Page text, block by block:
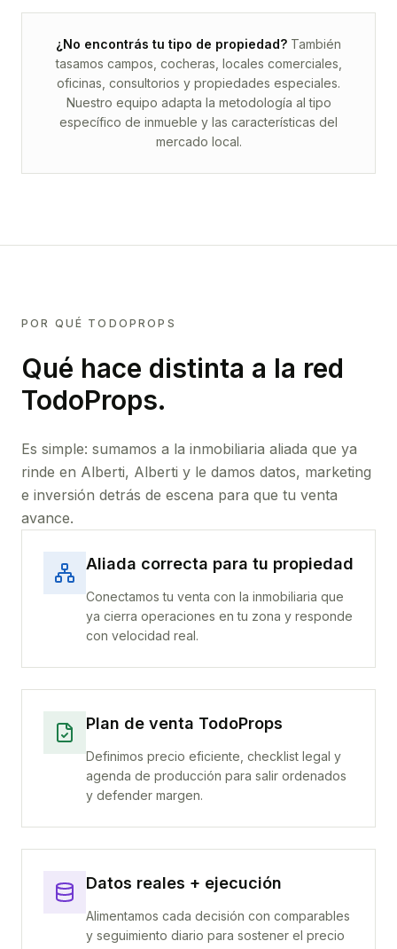
¿No encontrás tu tipo de propiedad? También
tasamos campos, cocheras, locales comerciales,
oficinas, consultorios y propiedades especiales.
Nuestro equipo adapta la metodología al tipo
específico de inmueble y las características del
mercado local.
POR QUÉ TODOPROPS
Qué hace distinta a la red
TodoProps.
Es simple: sumamos a la inmobiliaria aliada que ya
rinde en Alberti, Alberti y le damos datos, marketing
e inversión detrás de escena para que tu venta
avance.
Aliada correcta para tu propiedad
Conectamos tu venta con la inmobiliaria que
ya cierra operaciones en tu zona y responde
con velocidad real.
Plan de venta TodoProps
Definimos precio eficiente, checklist legal y
agenda de producción para salir ordenados
y defender margen.
Datos reales + ejecución
Alimentamos cada decisión con comparables
y seguimiento diario para sostener el precio